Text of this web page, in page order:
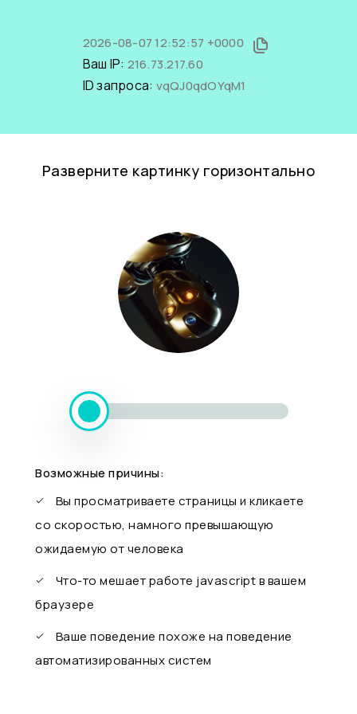
2026-08-07 12:52:57 +0000
Ваш IP: 216.73.217.60
ID запроса: vqQJ0qdOYqM1
Разверните картинку горизонтально
Возможные причины:
Вы просматриваете страницы и кликаете
со скоростью, намного превышающую
ожидаемую от человека
Что-то мешает работе javascript в вашем
браузере
Ваше поведение похоже на поведение
автоматизированных систем